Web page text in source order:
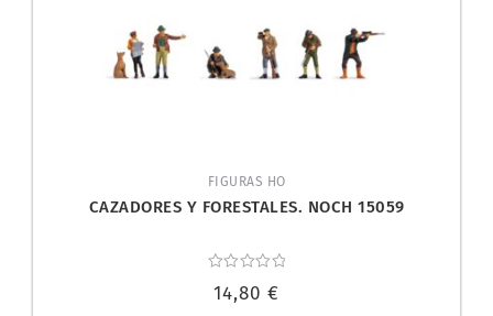
FIGURAS HO
CAZADORES Y FORESTALES. NOCH 15059
con
14,80 €